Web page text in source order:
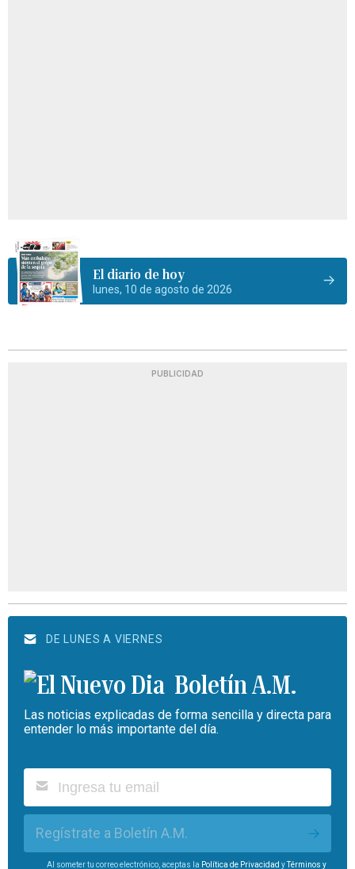
El diario de hoy
lunes, 10 de agosto de 2026
PUBLICIDAD
DE LUNES A VIERNES
Boletín A.M.
Las noticias explicadas de forma sencilla y directa para
entender lo más importante del día.
Regístrate a Boletín A.M.
Al someter tu correo electrónico, aceptas la Política de Privacidad y
Términos y